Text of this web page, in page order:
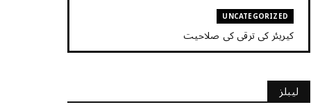
UNCATEGORIZED
کیریئر کی ترقی کی صلاحیت
July 29, 2026
UNCATEGORIZED
کیا آپ اپنے باس کو مؤثر طریقے سے منظم کر رہے
لیبلز